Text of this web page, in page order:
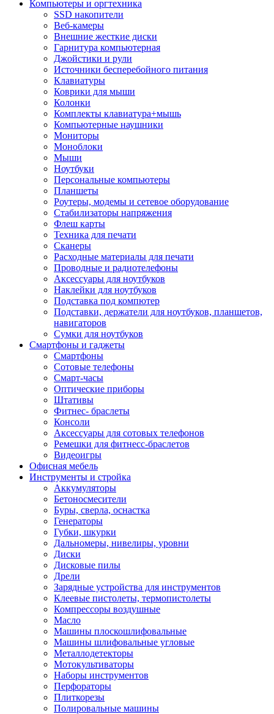
Компьютеры и оргтехника
SSD накопители
Веб-камеры
Внешние жесткие диски
Гарнитура компьютерная
Джойстики и рули
Источники бесперебойного питания
Клавиатуры
Коврики для мыши
Колонки
Комплекты клавиатура+мышь
Компьютерные наушники
Мониторы
Моноблоки
Мыши
Ноутбуки
Персональные компьютеры
Планшеты
Роутеры, модемы и сетевое оборудование
Стабилизаторы напряжения
Флеш карты
Техника для печати
Сканеры
Расходные материалы для печати
Проводные и радиотелефоны
Аксессуары для ноутбуков
Наклейки для ноутбуков
Подставка под компютер
Подставки, держатели для ноутбуков, планшетов,
навигаторов
Сумки для ноутбуков
Смартфоны и гаджеты
Смартфоны
Сотовые телефоны
Смарт-часы
Оптические приборы
Штативы
Фитнес- браслеты
Консоли
Аксессуары для сотовых телефонов
Ремешки для фитнесс-браслетов
Видеоигры
Офисная мебель
Инструменты и стройка
Аккумуляторы
Бетоносмесители
Буры, сверла, оснастка
Генераторы
Губки, шкурки
Дальномеры, нивелиры, уровни
Диски
Дисковые пилы
Дрели
Зарядные устройства для инструментов
Клеевые пистолеты, термопистолеты
Компрессоры воздушные
Масло
Машины плоскошлифовальные
Машины шлифовальные угловые
Металлодетекторы
Мотокультиваторы
Наборы инструментов
Перфораторы
Плиткорезы
Полировальные машины